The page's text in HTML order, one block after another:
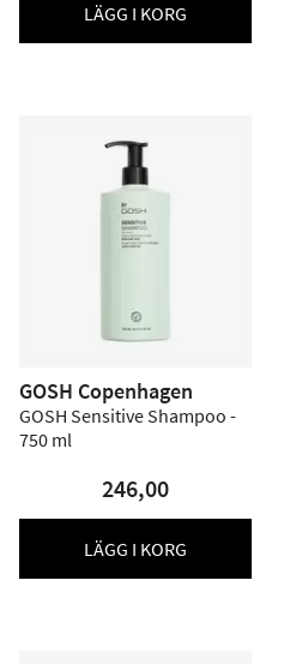
LÄGG I KORG
GOSH Copenhagen
GOSH Sensitive Shampoo -
750 ml
246,00
LÄGG I KORG